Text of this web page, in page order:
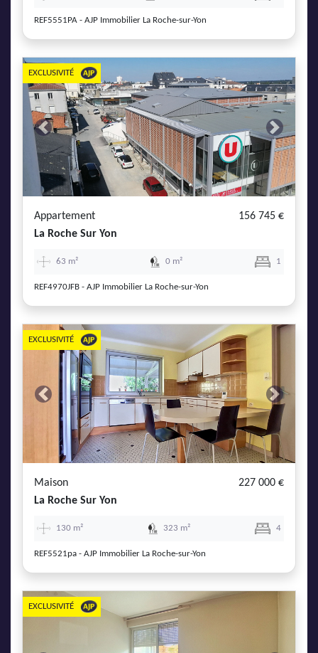
REF5551PA - AJP Immobilier La Roche-sur-Yon
Previous Next
EXCLUSIVITÉ
Appartement
156 745 €
La Roche Sur Yon
63 m² 0 m² 1
REF4970JFB - AJP Immobilier La Roche-sur-Yon
Previous Next
EXCLUSIVITÉ
Maison
227 000 €
La Roche Sur Yon
130 m² 323 m² 4
REF5521pa - AJP Immobilier La Roche-sur-Yon
EXCLUSIVITÉ